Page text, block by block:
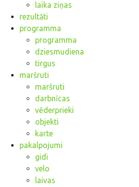
laika ziņas
rezultāti
programma
programma
dziesmudiena
tirgus
maršruti
maršruti
darbnīcas
vēderprieki
objekti
karte
pakalpojumi
gidi
velo
laivas